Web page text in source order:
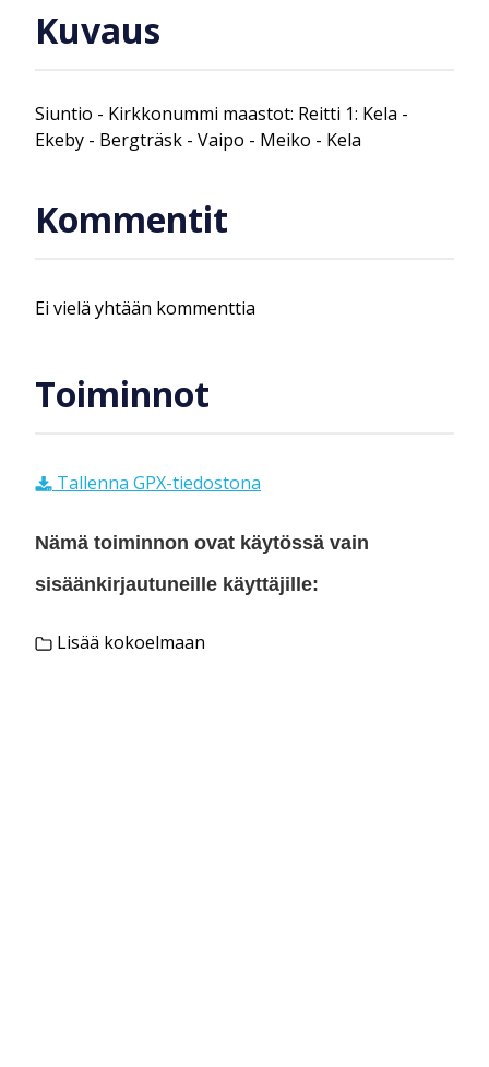
Kuvaus
Siuntio - Kirkkonummi maastot: Reitti 1: Kela -
Ekeby - Bergträsk - Vaipo - Meiko - Kela
Kommentit
Ei vielä yhtään kommenttia
Toiminnot
Tallenna GPX-tiedostona
Nämä toiminnon ovat käytössä vain
sisäänkirjautuneille käyttäjille:
Lisää kokoelmaan